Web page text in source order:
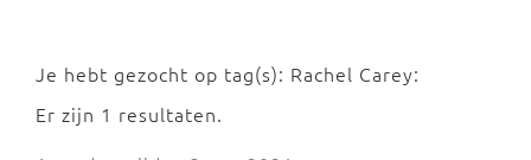
Je hebt gezocht op tag(s): Rachel Carey:
Er zijn 1 resultaten.